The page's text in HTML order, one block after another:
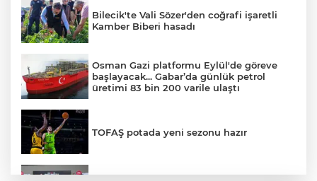
Bilecik'te Vali Sözer'den coğrafi işaretli
Kamber Biberi hasadı
Osman Gazi platformu Eylül'de göreve
başlayacak... Gabar’da günlük petrol
üretimi 83 bin 200 varile ulaştı
TOFAŞ potada yeni sezonu hazır